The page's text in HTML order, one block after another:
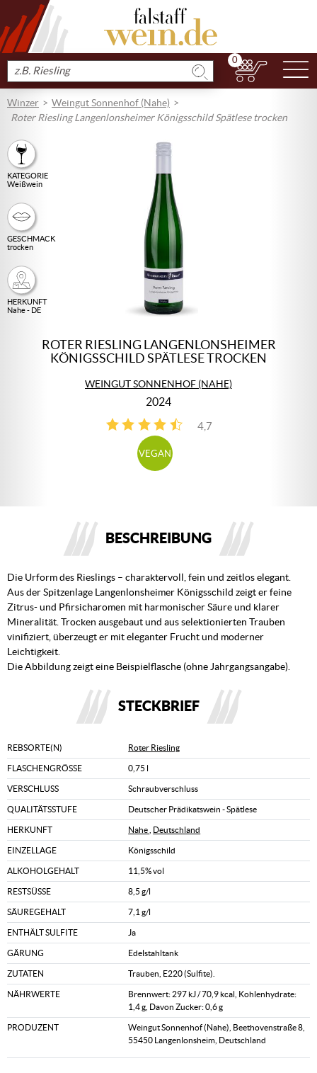
Produkt
suchen
0
Winzer
Weingut Sonnenhof (Nahe)
Roter Riesling Langenlonsheimer Königsschild Spätlese trocken
KATEGORIE
Weißwein
GESCHMACK
trocken
HERKUNFT
Nahe - DE
ROTER RIESLING LANGENLONSHEIMER
KÖNIGSSCHILD SPÄTLESE TROCKEN
WEINGUT SONNENHOF (NAHE)
2024
4,7
3
VEGAN
BESCHREIBUNG
Die Urform des Rieslings – charaktervoll, fein und zeitlos elegant.
Aus der Spitzenlage Langenlonsheimer Königsschild zeigt er feine
Zitrus- und Pfirsicharomen mit harmonischer Säure und klarer
Mineralität. Trocken ausgebaut und aus selektionierten Trauben
vinifiziert, überzeugt er mit eleganter Frucht und moderner
Leichtigkeit.
Die Abbildung zeigt eine Beispielflasche (ohne Jahrgangsangabe).
STECKBRIEF
REBSORTE(N) Roter Riesling
FLASCHENGRÖSSE 0,75 l
VERSCHLUSS Schraubverschluss
QUALITÄTSSTUFE Deutscher Prädikatswein - Spätlese
HERKUNFT Nahe Deutschland
EINZELLAGE Königsschild
ALKOHOLGEHALT 11,5% vol
RESTSÜSSE 8,5 g/l
SÄUREGEHALT 7,1 g/l
ENTHÄLT SULFITE Ja
GÄRUNG Edelstahltank
ZUTATEN Trauben, E220 (Sulfite).
NÄHRWERTE
Brennwert: 297 kJ / 70,9 kcal, Kohlenhydrate:
1,4 g, Davon Zucker: 0,6 g
PRODUZENT
Weingut Sonnenhof (Nahe), Beethovenstraße 8,
55450 Langenlonsheim, Deutschland